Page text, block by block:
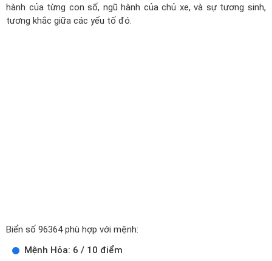
hành của từng con số, ngũ hành của chủ xe, và sự tương sinh,
tương khắc giữa các yếu tố đó.
Biển số 96364 phù hợp với mệnh:
Mệnh Hỏa: 6 / 10 điểm